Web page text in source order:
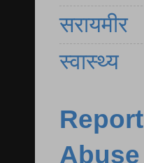
सरायमीर
स्वास्थ्य
Report
Abuse